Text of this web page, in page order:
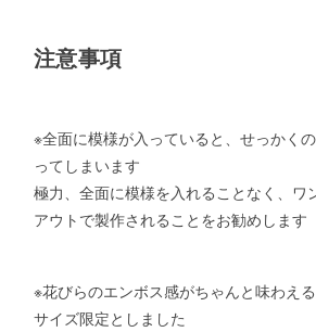
注意事項
※全面に模様が入っていると、せっかく
ってしまいます
極力、全面に模様を入れることなく、ワ
アウトで製作されることをお勧めします
※花びらのエンボス感がちゃんと味わえ
サイズ限定としました